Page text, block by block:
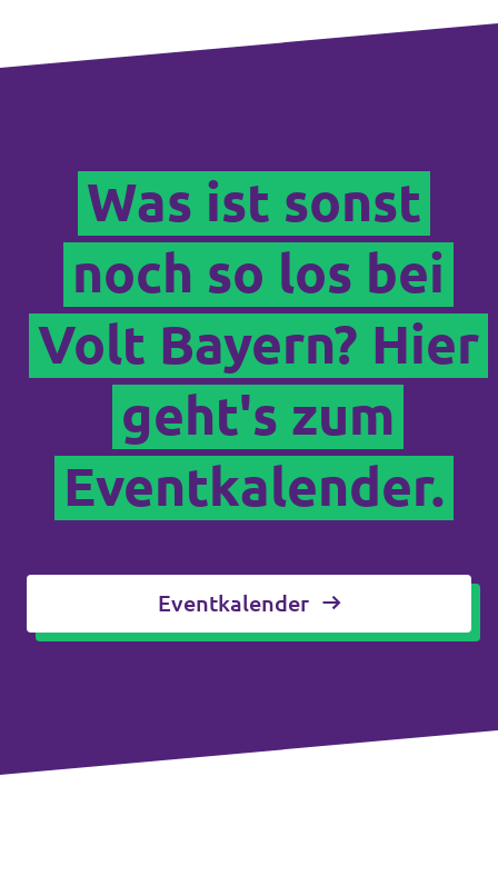
Was ist sonst
noch so los bei
Volt Bayern? Hier
geht's zum
Eventkalender.
Eventkalender